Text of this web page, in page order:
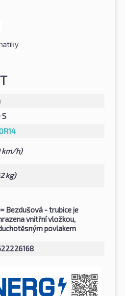
S
km/h)
kg)
Bezdušová - trubice je
vnitřní vložkou,
povlakem